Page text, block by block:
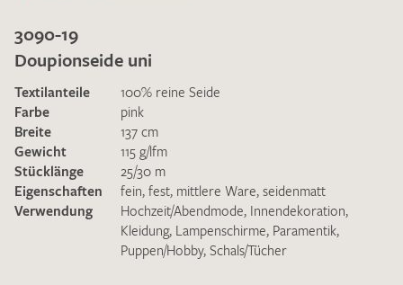
Ich bin damit einverstanden, dass meine angegebenen Daten
zur Beantwortung meiner Musteranfrage genutzt werden.
DieDatenschutzbestimmungenhabe ich zur Kenntnis
genommen und akzeptiere diese.
3090-19
Doupionseide uni
Textilanteile
100% reine Seide
Farbe
pink
Breite
137 cm
Gewicht
115 g/lfm
Stücklänge
25/30 m
Eigenschaften
fein, fest, mittlere Ware, seidenmatt
Verwendung
Hochzeit/Abendmode, Innendekoration,
Kleidung, Lampenschirme, Paramentik,
Puppen/Hobby, Schals/Tücher